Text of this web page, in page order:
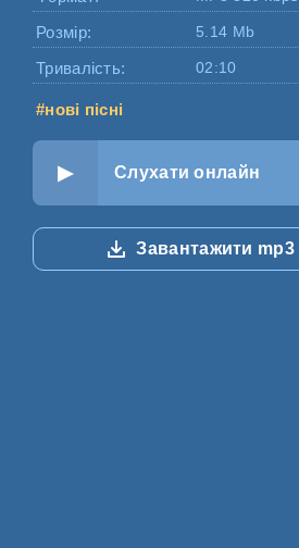
Розмір: 5.14 Mb
Тривалість: 02:10
#нові пісні
Слухати онлайн
Завантажити mp3